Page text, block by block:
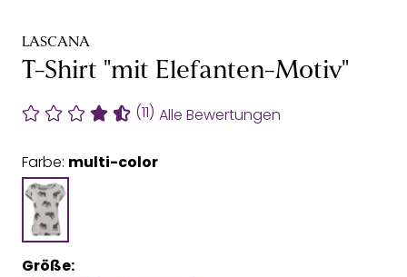
LASCANA
T-Shirt "mit Elefanten-Motiv"
(11) Alle Bewertungen
Farbe: multi-color
Größe: